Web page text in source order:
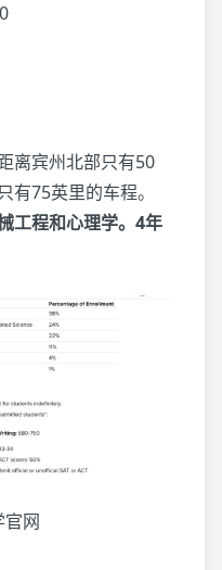
离宾州北部只有50
有75英里的车程。
工程和心理学。4年
官网